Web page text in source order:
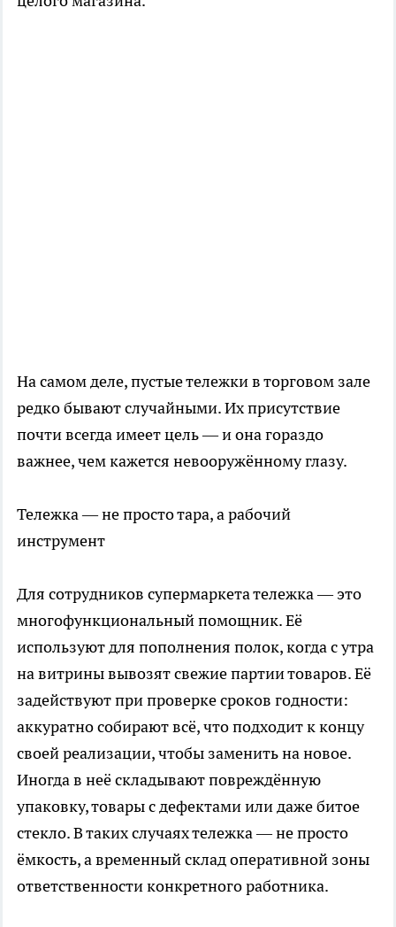
На самом деле, пустые тележки в торговом зале
редко бывают случайными. Их присутствие
почти всегда имеет цель — и она гораздо
важнее, чем кажется невооружённому глазу.
Тележка — не просто тара, а рабочий
инструмент
Для сотрудников супермаркета тележка — это
многофункциональный помощник. Её
используют для пополнения полок, когда с утра
на витрины вывозят свежие партии товаров. Её
задействуют при проверке сроков годности:
аккуратно собирают всё, что подходит к концу
своей реализации, чтобы заменить на новое.
Иногда в неё складывают повреждённую
упаковку, товары с дефектами или даже битое
стекло. В таких случаях тележка — не просто
ёмкость, а временный склад оперативной зоны
ответственности конкретного работника.